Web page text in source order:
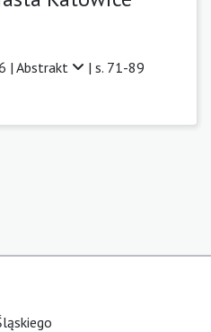
| Abstrakt | s. 71-89